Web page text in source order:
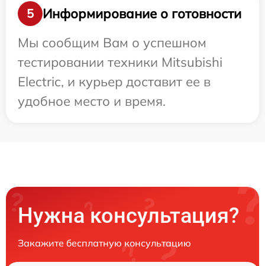
5
Информирование о готовности
Мы сообщим Вам о успешном
тестировании техники Mitsubishi
Electric, и курьер доставит ее в
удобное место и время.
Нужна консультация?
Закажите бесплатную консультацию